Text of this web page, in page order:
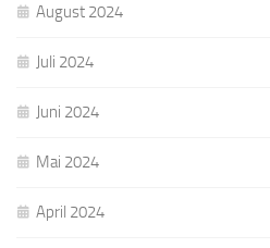
August 2024
Juli 2024
Juni 2024
Mai 2024
April 2024